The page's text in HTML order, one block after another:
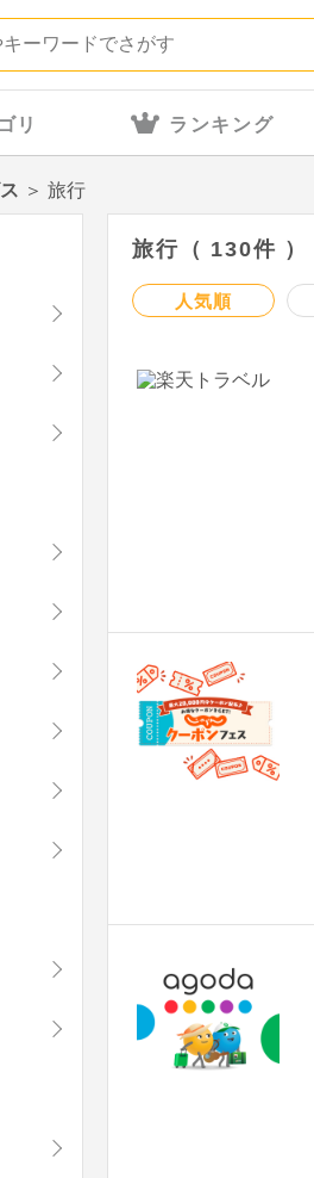
リ ランキング
＞ 旅行
旅行（ 130件 ）
人気順